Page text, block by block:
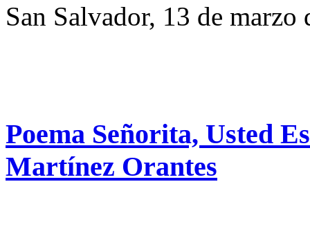
San Salvador, 13 de marzo
Poema Señorita, Usted
Martínez Orantes